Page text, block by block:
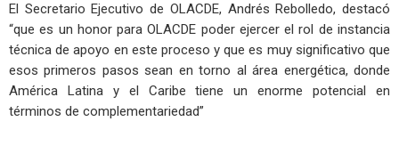
El Secretario Ejecutivo de OLACDE, Andrés Rebolledo, destacó
“que es un honor para OLACDE poder ejercer el rol de instancia
técnica de apoyo en este proceso y que es muy significativo que
esos primeros pasos sean en torno al área energética, donde
América Latina y el Caribe tiene un enorme potencial en
términos de complementariedad”